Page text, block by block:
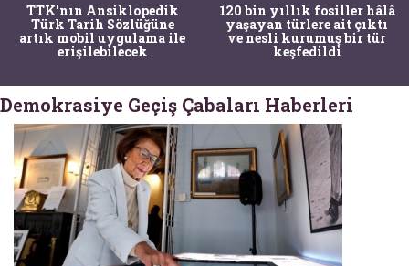
TTK'nın Ansiklopedik
Türk Tarih Sözlüğüne
artık mobil uygulama ile
erişilebilecek
120 bin yıllık fosiller hâlâ
yaşayan türlere ait çıktı
ve nesli kurumuş bir tür
keşfedildi
Demokrasiye Geçiş Çabaları Haberleri